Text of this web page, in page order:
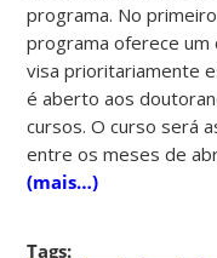
programa. No
programa oferece um
visa prioritariamente
é aberto aos
cursos. O curso será
entre os meses de
(mais…)
Tags: